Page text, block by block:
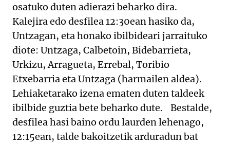
osatuko duten adierazi beharko dira.
Kalejira edo desfilea 12:30ean hasiko da,
Untzagan, eta honako ibilbideari jarraituko
diote: Untzaga, Calbetoin, Bidebarrieta,
Urkizu, Arragueta, Errebal, Toribio
Etxebarria eta Untzaga (harmailen aldea).
Lehiaketarako izena ematen duten taldeek
ibilbide guztia bete beharko dute. Bestalde,
desfilea hasi baino ordu laurden lehenago,
12:15ean, talde bakoitzetik arduradun bat